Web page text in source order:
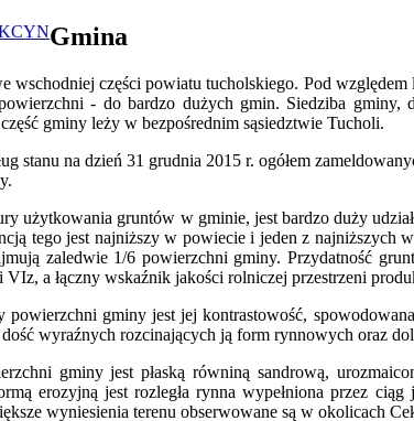
Gmina
wschodniej części powiatu tucholskiego. Pod
- do bardzo dużych gmin. Siedziba gminy,
gminy leży w bezpośrednim sąsiedztwie Tucholi.
stanu na dzień 31 grudnia 2015 r. ogółem
użytkowania gruntów w gminie, jest bardzo duży
tego jest najniższy w powiecie i jeden z najniższych
zaledwie 1/6 powierzchni gminy. Przydatność
a łączny wskaźnik jakości rolniczej przestrzeni
powierzchni gminy jest jej kontrastowość,
wyraźnych rozcinających ją form rynnowych oraz
gminy jest płaską równiną sandrową,
erozyjną jest rozległa rynna wypełniona przez
wyniesienia terenu obserwowane są w okolicach